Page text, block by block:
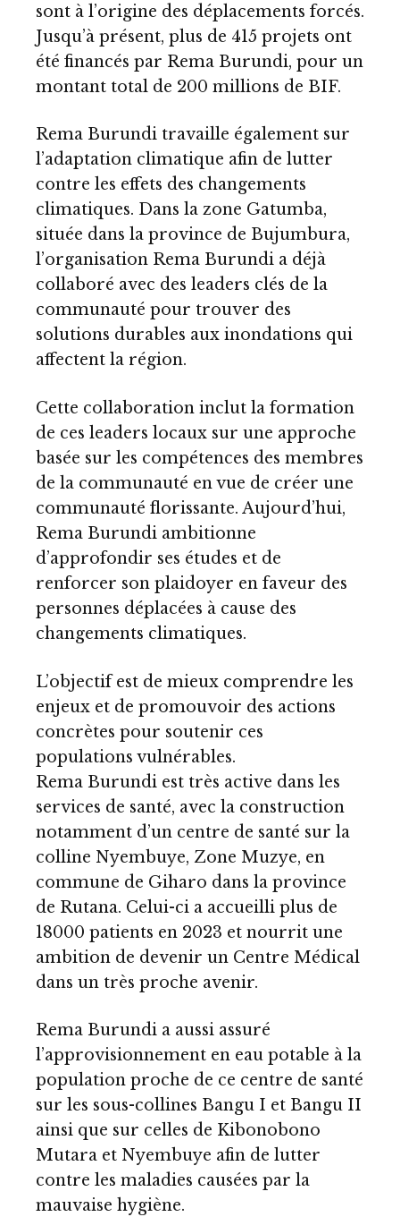
sont à l’origine des déplacements forcés.
Jusqu’à présent, plus de 415 projets ont
été financés par Rema Burundi, pour un
montant total de 200 millions de BIF.
Rema Burundi travaille également sur
l’adaptation climatique afin de lutter
contre les effets des changements
climatiques. Dans la zone Gatumba,
située dans la province de Bujumbura,
l’organisation Rema Burundi a déjà
collaboré avec des leaders clés de la
communauté pour trouver des
solutions durables aux inondations qui
affectent la région.
Cette collaboration inclut la formation
de ces leaders locaux sur une approche
basée sur les compétences des membres
de la communauté en vue de créer une
communauté florissante. Aujourd’hui,
Rema Burundi ambitionne
d’approfondir ses études et de
renforcer son plaidoyer en faveur des
personnes déplacées à cause des
changements climatiques.
L’objectif est de mieux comprendre les
enjeux et de promouvoir des actions
concrètes pour soutenir ces
populations vulnérables.
Rema Burundi est très active dans les
services de santé, avec la construction
notamment d’un centre de santé sur la
colline Nyembuye, Zone Muzye, en
commune de Giharo dans la province
de Rutana. Celui-ci a accueilli plus de
18000 patients en 2023 et nourrit une
ambition de devenir un Centre Médical
dans un très proche avenir.
Rema Burundi a aussi assuré
l’approvisionnement en eau potable à la
population proche de ce centre de santé
sur les sous-collines Bangu I et Bangu II
ainsi que sur celles de Kibonobono
Mutara et Nyembuye afin de lutter
contre les maladies causées par la
mauvaise hygiène.